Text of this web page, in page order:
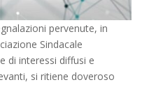
pervenute, in
Sindacale
di interessi diffusi e
si ritiene doveroso